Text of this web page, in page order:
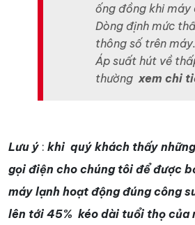
ống đồng khi máy
Dòng định mức
thông số trên máy.
Áp suất hút về
thườngxem chi
Lưu ý : khi quý khách thấy
gọi điện cho chúng tôi để được
máy lạnh hoạt động đúng công
lên tới 45% kéo dài tuổi thọ của